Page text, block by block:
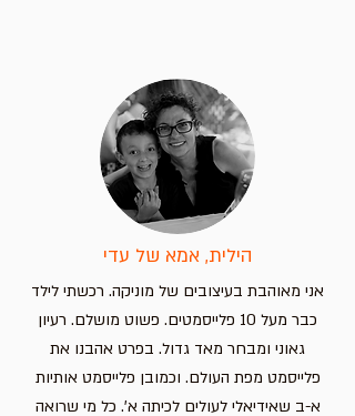
הילית, אמא של עדי
אני מאוהבת בעיצובים של מוניקה. רכשתי לילד
כבר מעל 10 פלייסמטים. פשוט מושלם. רעיון
גאוני ומבחר מאד גדול. בפרט אהבנו את
פלייסמט מפת העולם. וכמובן פלייסמט אותיות
א-ב שאידיאלי לעולים לכיתה א'. כל מי שרואה